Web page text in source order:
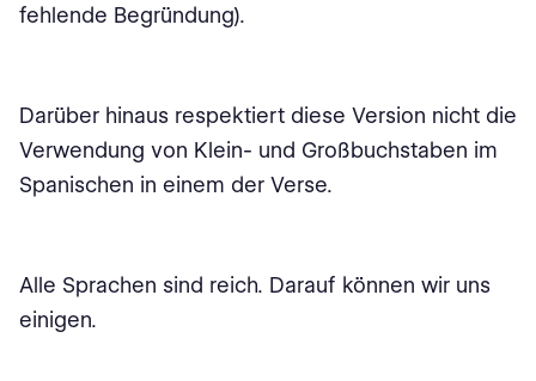
fehlende Begründung).
Darüber hinaus respektiert diese Version nicht die
Verwendung von Klein- und Großbuchstaben im
Spanischen in einem der Verse.
Alle Sprachen sind reich. Darauf können wir uns
einigen.